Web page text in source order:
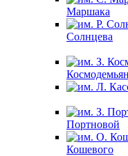
Маршака
Солнцева
Портновой
Кошевого